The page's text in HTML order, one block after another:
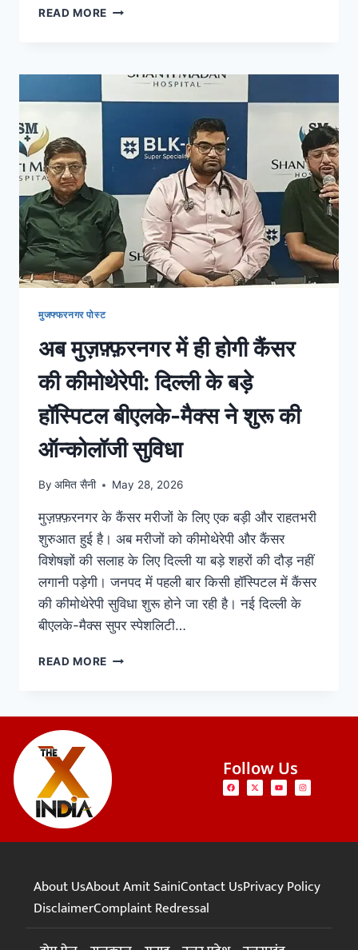
READ MORE
मुजफ्फरनगर पोस्ट
अब मुज़फ़्फ़रनगर में ही होगी कैंसर
की कीमोथेरेपी: दिल्ली के बड़े
हॉस्पिटल बीएलके-मैक्स ने शुरू की
ऑन्कोलॉजी सुविधा
By अमित सैनी May 28, 2026
मुज़फ़्फ़रनगर के कैंसर मरीजों के लिए एक बड़ी और राहतभरी
शुरुआत हुई है। अब मरीजों को कीमोथेरेपी और कैंसर
विशेषज्ञों की सलाह के लिए दिल्ली या बड़े शहरों की दौड़ नहीं
लगानी पड़ेगी। जनपद में पहली बार किसी हॉस्पिटल में कैंसर
की कीमोथेरेपी सुविधा शुरू होने जा रही है। नई दिल्ली के
बीएलके-मैक्स सुपर स्पेशलिटी…
READ MORE
Follow Us
About UsAbout Amit SainiContact UsPrivacy Policy
DisclaimerComplaint Redressal